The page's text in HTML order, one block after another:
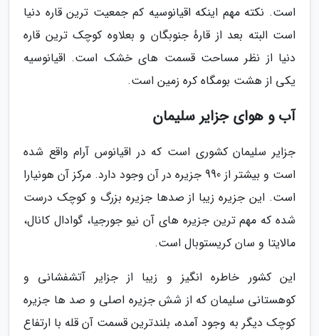
است. نکته مهم اینکه اقیانوسیه کم جمعیت ترین قاره دنیا
است البته بعد از قارهٔ جنوبگان و بعلاوه کوچک ترین قاره
دنیا از نظر مساحت قسمت های خشک است. اقیانوسیه
یکی از هشت بومگاه کره زمین است.
آب و هوای جزایر سلیمان
جزایر سلیمان کشوری است که در اقیانوس آرام واقع شده
است و بیشتر از 990 جزیره در آن وجود دارد. مرکز آن هونیارا
است. این جزیره زیبا از صدها جزیره بزرگ و کوچک درست
شده که مهم ترین جزیره های آن نیو جورجیا، گوادال کانال،
مالایتا و سان کریستوبال است.
این کشور خاطره انگیز و زیبا از جزایر آتشفشانی و
کوهستانی سلیمان که از شش جزیره اصلی و صد ها جزیره
کوچک دیگر به وجود آمده، بلندترین قسمت آن قله با ارتفاع